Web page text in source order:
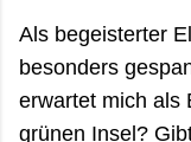
Als begeisterter
besonders
erwartet mich als
grünen Insel?